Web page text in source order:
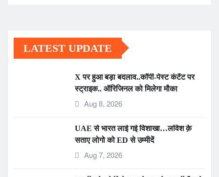
X पर हुआ बड़ा बदलाव..कॉपी-पेस्ट कंटेंट पर
Aug 8, 2026
UAE से भारत लाई गई विशाखा…लविश क़े
Aug 7, 2026
चलती ट्रेन मे मिले लाश क़े टुकड़े, ट्राली बैग से